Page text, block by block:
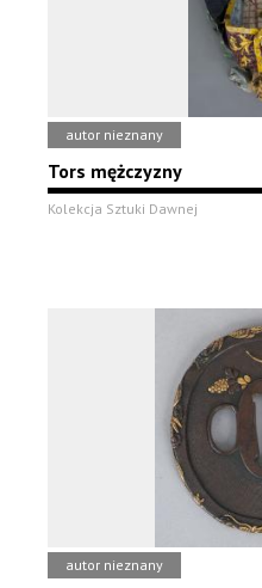
autor nieznany
Tors mężczyzny
Kolekcja Sztuki Dawnej
autor nieznany